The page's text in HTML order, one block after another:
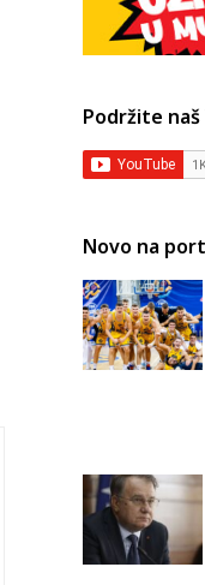
Podržite naš
Novo na